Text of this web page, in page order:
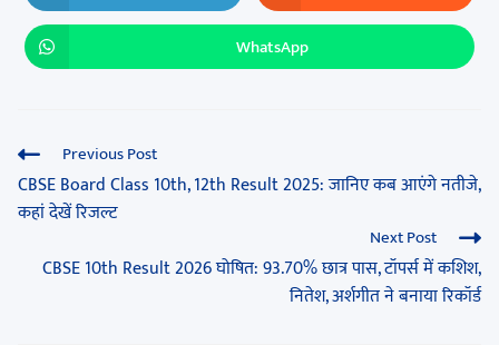
WhatsApp
Previous Post
CBSE Board Class 10th, 12th Result 2025: जानिए कब आएंगे नतीजे,
कहां देखें रिजल्ट
Next Post
CBSE 10th Result 2026 घोषित: 93.70% छात्र पास, टॉपर्स में कशिश,
नितेश, अर्शगीत ने बनाया रिकॉर्ड